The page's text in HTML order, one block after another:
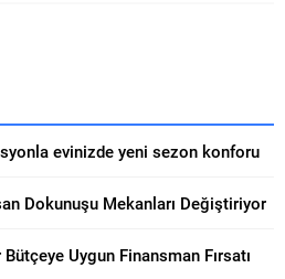
evinizde yeni sezon konforu
Dokunuşu Mekanları Değiştiriyor
Bütçeye Uygun Finansman Fırsatı